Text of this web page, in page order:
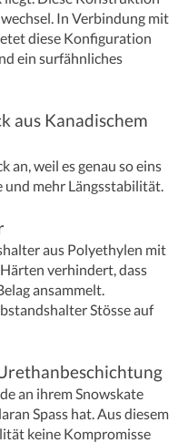
In Verbindung mit
diese Konfiguration
ein surfähnliches
aus Kanadischem
an, weil es genau so eins
mehr Längsstabilität.
aus Polyethylen mit
verhindert, dass
ansammelt.
Stösse auf
an ihrem Snowskate
Spass hat. Aus diesem
keine Kompromisse